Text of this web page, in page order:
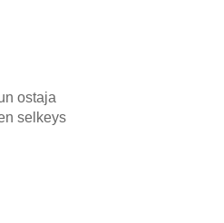
ostaja
selkeys